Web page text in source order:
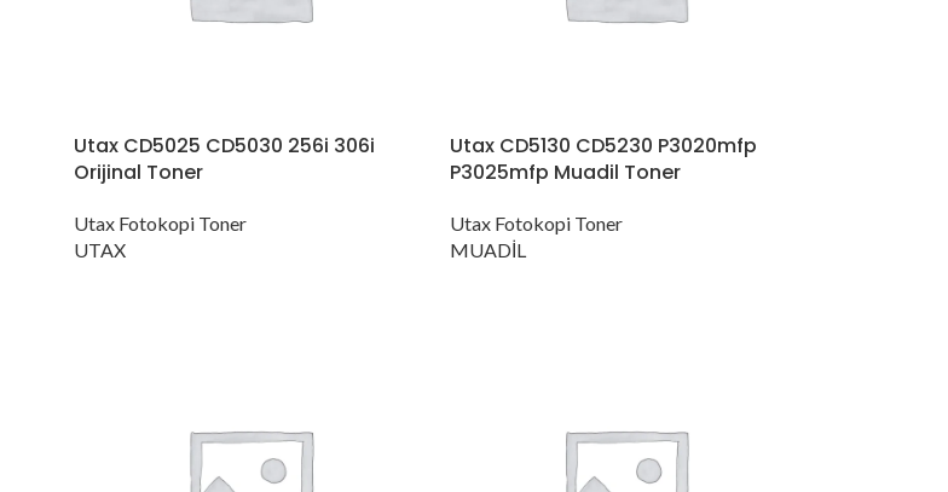
Utax CD5025 CD5030 256i 306i
Orijinal Toner
Utax Fotokopi Toner
UTAX
Utax CD5130 CD5230 P3020mfp
P3025mfp Muadil Toner
Utax Fotokopi Toner
MUADİL